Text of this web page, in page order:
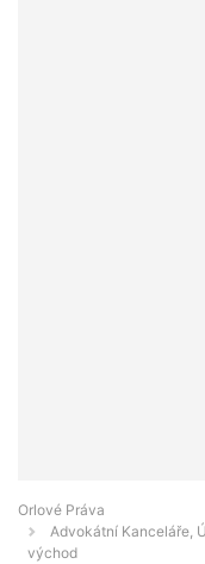
Orlové Práva
Advokátní Kanceláře,
východ